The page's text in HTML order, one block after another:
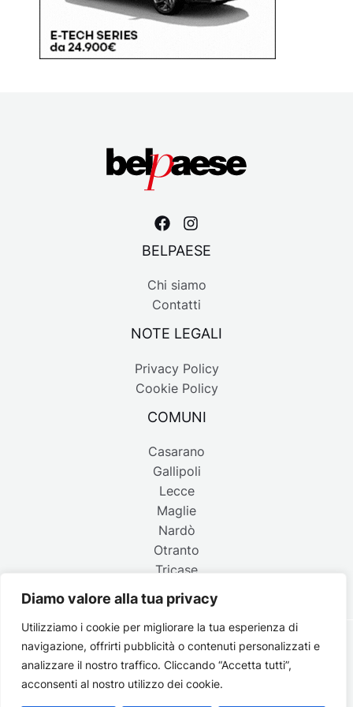
Diamo valore alla tua privacy
Utilizziamo i cookie per migliorare la tua esperienza di
navigazione, offrirti pubblicità o contenuti personalizzati e
analizzare il nostro traffico. Cliccando “Accetta tutti”,
acconsenti al nostro utilizzo dei cookie.
BELPAESE
Chi siamo
Contatti
NOTE LEGALI
Privacy Policy
Cookie Policy
COMUNI
Casarano
Gallipoli
Lecce
Maglie
Nardò
Otranto
Tricase
Copyright © 2026 Belpaese | Periodico d'informazione del
Salento - P.IVA 4637850753 - Testata registrata il 18 gennaio